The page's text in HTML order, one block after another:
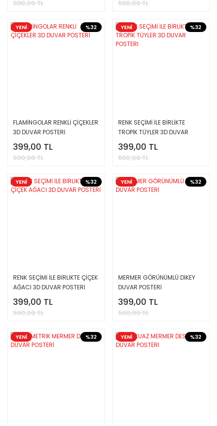
590,00 TL 590,00 TL
%32
YENİ
FLAMİNGOLAR RENKLİ ÇİÇEKLER
3D DUVAR POSTERİ
399,00 TL
590,00 TL
%32
YENİ
RENK SEÇİMİ İLE BİRLİKTE
TROPİK TÜYLER 3D DUVAR
POSTERİ
399,00 TL
590,00 TL
%32
YENİ
RENK SEÇİMİ İLE BİRLİKTE ÇİÇEK
AĞACI 3D DUVAR POSTERİ
399,00 TL
590,00 TL
%32
YENİ
MERMER GÖRÜNÜMLÜ DİKEY
DUVAR POSTERİ
399,00 TL
590,00 TL
%32
YENİ %32
YENİ